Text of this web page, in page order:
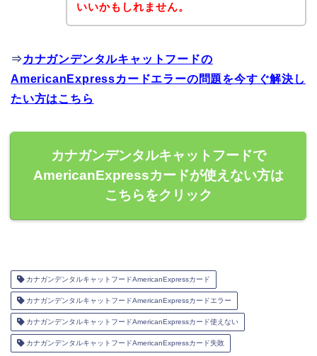
いいかもしれません。
⇒ カナガンデンタルキャットフードの
AmericanExpressカードエラーの問題を今すぐ解決し
たい方はこちら
カナガンデンタルキャットフードで
AmericanExpressカードが使えない方は
こちらをクリック
カナガンデンタルキャットフードAmericanExpressカード
カナガンデンタルキャットフードAmericanExpressカードエラー
カナガンデンタルキャットフードAmericanExpressカード使えない
カナガンデンタルキャットフードAmericanExpressカード失敗